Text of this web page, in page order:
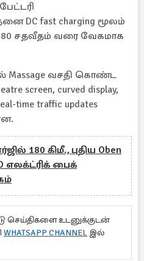
DC fast charging மூலம்
80 சதவீதம் வரை வேகமாக
Massage வசதி கொண்ட
screen, curved display,
time traffic updates
180 கிமீ., புதிய Oben
எலக்ட்ரிக் பைக்
செய்திகளை உடனுக்குடன்
WHATSAPP CHANNEL இல்